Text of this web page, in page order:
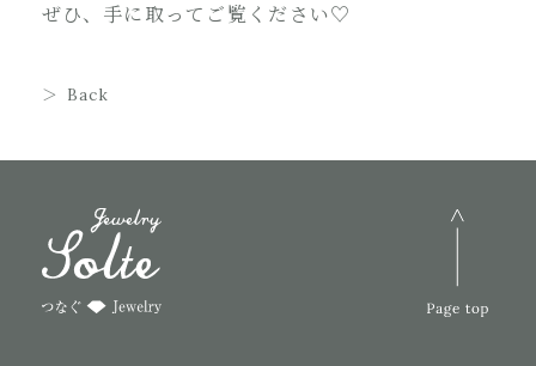
ぜひ、手に取ってご覧ください♡
Back